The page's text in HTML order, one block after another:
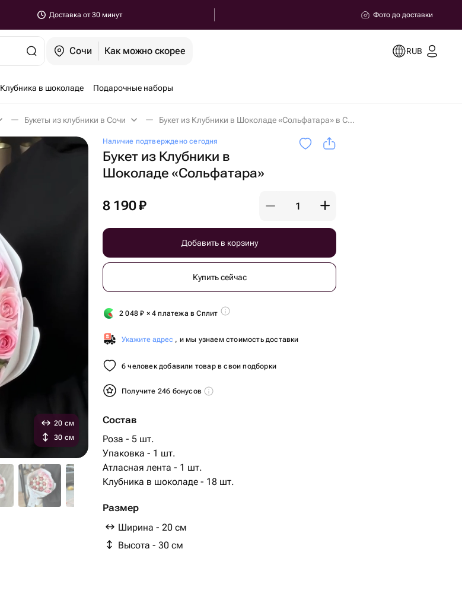
Доставка от 30 минут Фото до доставки
Сочи Как можно скорее RUB
Клубника в шоколаде Подарочные наборы
Букеты из клубники в Сочи Букет из Клубники в Шоколаде «Сольфатара» в Сочи
Наличие подтверждено сегодня
Букет из Клубники в
Шоколаде «Сольфатара»
8 190₽
Добавить в корзину
Купить сейчас
2 048₽ × 4 платежа в Сплит
Укажите адрес , и мы узнаем стоимость доставки
6 человек добавили товар в свои подборки
Получите 246 бонусов
Состав
Роза - 5 шт.
Упаковка - 1 шт.
Атласная лента - 1 шт.
Клубника в шоколаде - 18 шт.
Размер
Ширина - 20 см
Высота - 30 см
20 см
30 см